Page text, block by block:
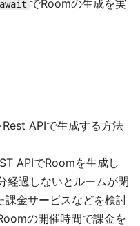
でRoomの生成を実
APIで生成する方法
APIでRoomを生成し
経過しないとルームが閉
金サービスなどを検討
の開催時間で課金を